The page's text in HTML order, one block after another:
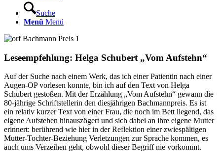
Suche
Menü Menü
Leseempfehlung: Helga Schubert „Vom Aufstehn“
Auf der Suche nach einem Werk, das ich einer Patientin nach einer
Augen-OP vorlesen konnte, bin ich auf den Text von Helga
Schubert gestoßen. Mit der Erzählung „Vom Aufstehn“ gewann die
80-jährige Schriftstellerin den diesjährigen Bachmannpreis. Es ist
ein relativ kurzer Text von einer Frau, die noch im Bett liegend, das
eigene Aufstehen hinauszögert und sich dabei an ihre eigene Mutter
erinnert: berührend wie hier in der Reflektion einer zwiespältigen
Mutter-Tochter-Beziehung Verletzungen zur Sprache kommen, es
auch ums Verzeihen geht, obwohl dieser Begriff nie vorkommt.